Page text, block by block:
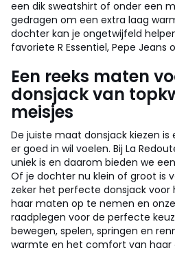
een dik sweatshirt of onder een
gedragen om een extra laag
dochter kan je ongetwijfeld
favoriete R Essentiel, Pepe Jeans
Een reeks maten
donsjack van
meisjes
De juiste maat donsjack kiezen is
er goed in wil voelen. Bij La
uniek is en daarom bieden we
Of je dochter nu klein of groot is
zeker het perfecte donsjack voor
haar maten op te nemen en
raadplegen voor de perfecte
bewegen, spelen, springen en
warmte en het comfort van haar